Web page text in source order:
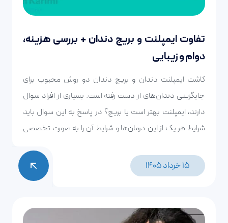
تفاوت ایمپلنت و بریج دندان + بررسی هزینه،
دوام و زیبایی
کاشت ایمپلنت دندان و بریج دندان دو روش محبوب برای
جایگزینی دندان‌های از دست رفته است. بسیاری از افراد سوال
دارند، ایمپلنت بهتر است یا بریج؟ در پاسخ به این سوال باید
شرایط هر یک از این درمان‌ها و شرایط آن را به صورت تخصصی
15 خرداد 1405